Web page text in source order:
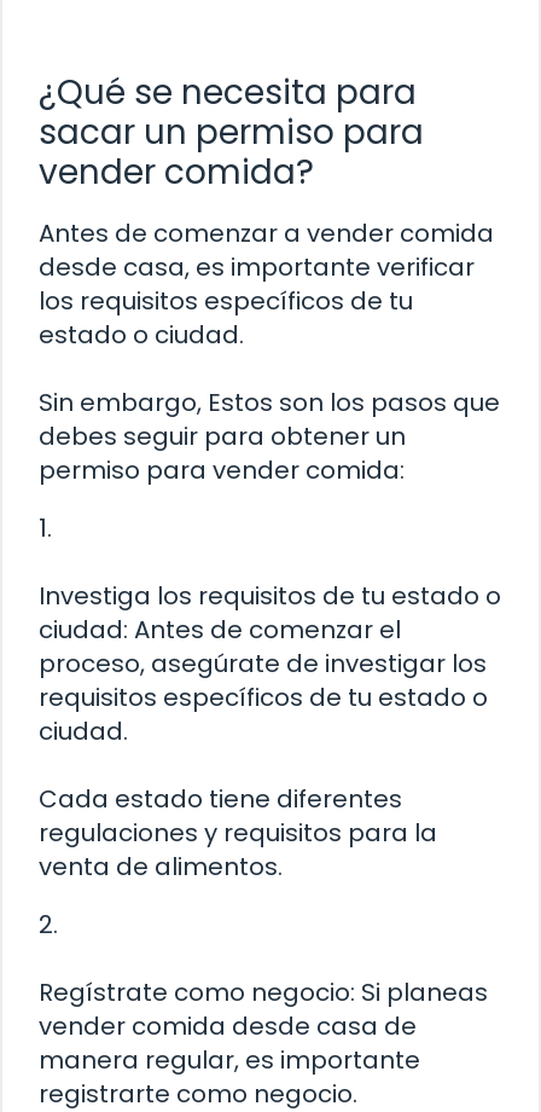
¿Qué se necesita para
sacar un permiso para
vender comida?
Antes de comenzar a vender comida
desde casa, es importante verificar
los requisitos específicos de tu
estado o ciudad.
Sin embargo, Estos son los pasos que
debes seguir para obtener un
permiso para vender comida:
1.
Investiga los requisitos de tu estado o
ciudad: Antes de comenzar el
proceso, asegúrate de investigar los
requisitos específicos de tu estado o
ciudad.
Cada estado tiene diferentes
regulaciones y requisitos para la
venta de alimentos.
2.
Regístrate como negocio: Si planeas
vender comida desde casa de
manera regular, es importante
registrarte como negocio.